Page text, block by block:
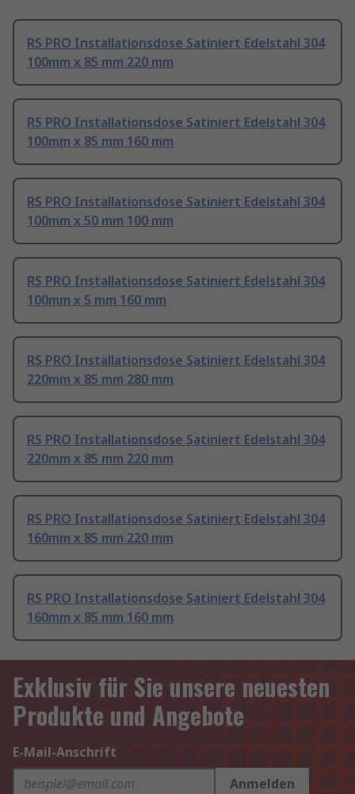
RS PRO Installationsdose Satiniert Edelstahl 304
100mm x 85 mm 220 mm
RS PRO Installationsdose Satiniert Edelstahl 304
100mm x 85 mm 160 mm
RS PRO Installationsdose Satiniert Edelstahl 304
100mm x 50 mm 100 mm
RS PRO Installationsdose Satiniert Edelstahl 304
100mm x 5 mm 160 mm
RS PRO Installationsdose Satiniert Edelstahl 304
220mm x 85 mm 280 mm
RS PRO Installationsdose Satiniert Edelstahl 304
220mm x 85 mm 220 mm
RS PRO Installationsdose Satiniert Edelstahl 304
160mm x 85 mm 220 mm
RS PRO Installationsdose Satiniert Edelstahl 304
160mm x 85 mm 160 mm
Exklusiv für Sie unsere neuesten
Produkte und Angebote
E-Mail-Anschrift
Anmelden